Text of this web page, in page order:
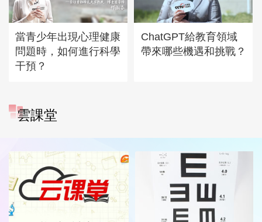
當青少年出現心理健康
問題時，如何進行科學
干預？
ChatGPT給教育領域
帶來哪些機遇和挑戰？
雲課堂